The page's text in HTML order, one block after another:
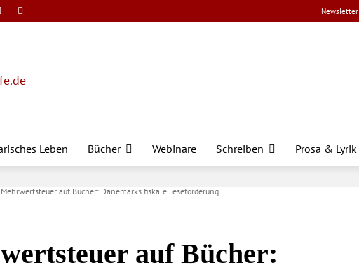
Newsletter
Leben Bücher Webinare Schreiben Prosa & Lyrik
Mehrwertsteuer auf Bücher: Dänemarks fiskale Leseförderung
auf Bücher: